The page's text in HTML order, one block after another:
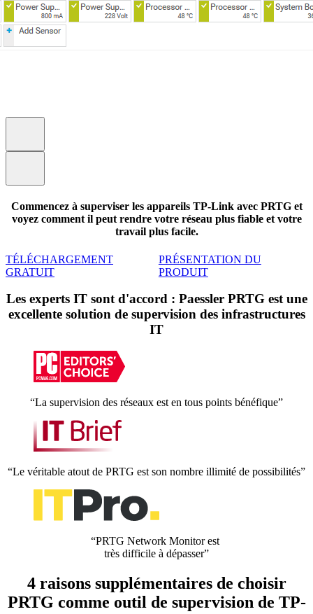
Commencez à superviser les appareils TP-Link avec PRTG et
voyez comment il peut rendre votre réseau plus fiable et votre
travail plus facile.
TÉLÉCHARGEMENT
GRATUIT
PRÉSENTATION DU
PRODUIT
Les experts IT sont d'accord : Paessler PRTG est une
excellente solution de supervision des infrastructures
IT
“La supervision des réseaux est en tous points bénéfique”
“Le véritable atout de PRTG est son nombre illimité de possibilités”
“PRTG Network Monitor est
très difficile à dépasser”
4 raisons supplémentaires de choisir
PRTG comme outil de supervision de TP-